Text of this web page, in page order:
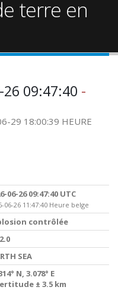
terre en
26 09:47:40 -
29 18:00:39 HEURE
06-26 09:47:40 UTC
06-26 11:47:40 Heure belge
contrôlée
2.0
SEA
N, 3.078° E
± 3.5 km